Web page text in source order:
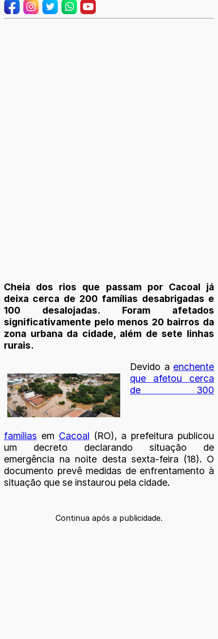
Cheia dos rios que passam por Cacoal já
deixa cerca de 200 famílias desabrigadas e
100 desalojadas. Foram afetados
significativamente pelo menos 20 bairros da
zona urbana da cidade, além de sete linhas
rurais.
Devido a enchente
que afetou cerca
de 300
famílias em Cacoal (RO), a prefeitura publicou
um decreto declarando situação de
emergência na noite desta sexta-feira (18). O
documento prevê medidas de enfrentamento à
situação que se instaurou pela cidade.
Continua após a publicidade.